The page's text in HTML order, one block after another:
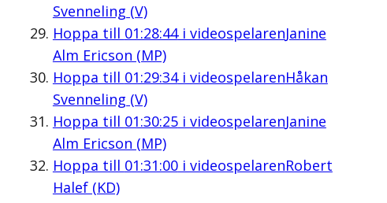
Svenneling (V)
Hoppa till 01:28:44i videospelarenJanine
Alm Ericson (MP)
Hoppa till 01:29:34i videospelarenHåkan
Svenneling (V)
Hoppa till 01:30:25i videospelarenJanine
Alm Ericson (MP)
Hoppa till 01:31:00i videospelarenRobert
Halef (KD)